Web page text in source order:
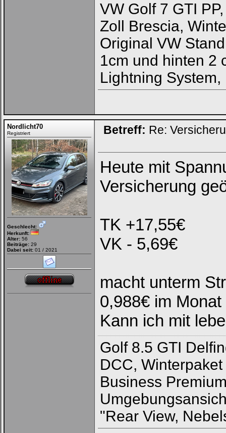
VW Golf 7 GTI
Zoll Brescia,
Original VW
1cm und hinten 2
Lightning
Nordlicht70
Registriert
Geschlecht:
Herkunft:
Alter: 56
Beiträge: 29
Dabei seit: 01 / 2021
Betreff: Re:
Heute mit
Versicherung
TK +17,55€
VK - 5,69€
macht unterm
0,988€ im Monat
Kann ich mit
Golf 8.5 GTI
DCC,
Business
"Rear View,